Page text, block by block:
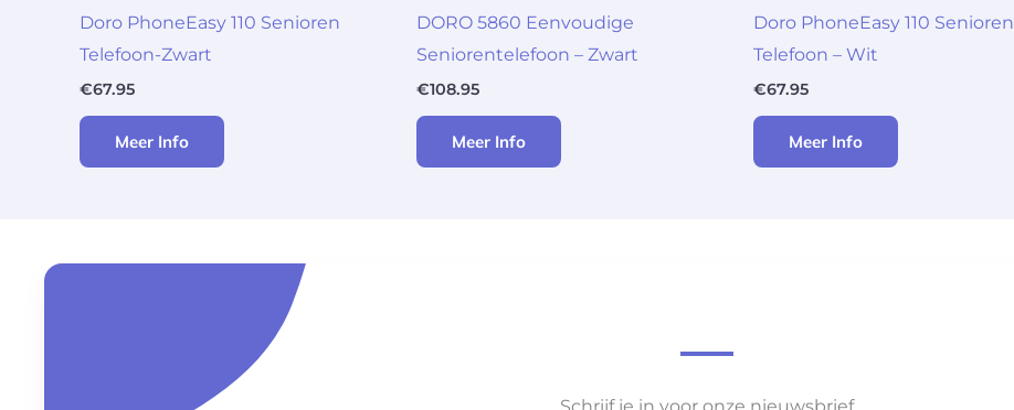
Doro PhoneEasy 110 Senioren
Telefoon-Zwart
€67.95
Meer Info
DORO 5860 Eenvoudige
Seniorentelefoon – Zwart
€108.95
Meer Info
Doro PhoneEasy 110 Senioren
Telefoon – Wit
€67.95
Meer Info